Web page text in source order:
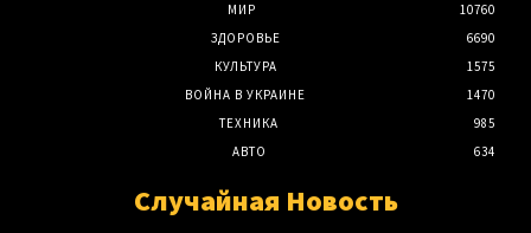
МИР
10760
ЗДОРОВЬЕ
6690
КУЛЬТУРА
1575
ВОЙНА В УКРАИНЕ
1470
ТЕХНИКА
985
АВТО
634
Случайная Новость